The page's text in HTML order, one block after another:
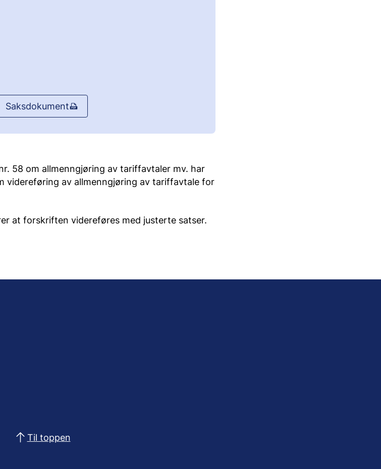
Saksdokument
58 om allmenngjøring av tariffavtaler mv. har
videreføring av allmenngjøring av tariffavtale for
at forskriften videreføres med justerte satser.
Til toppen